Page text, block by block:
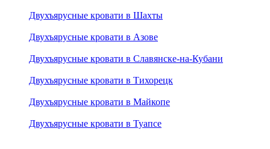
Двухъярусные кровати в Шахты
Двухъярусные кровати в Азове
Двухъярусные кровати в Славянске-на-Кубани
Двухъярусные кровати в Тихорецк
Двухъярусные кровати в Майкопе
Двухъярусные кровати в Туапсе